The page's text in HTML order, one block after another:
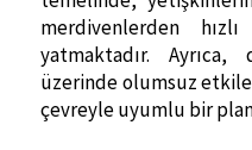
merdivenlerden
yatmaktadır.
üzerinde olumsuz
çevreyle uyumlu bir